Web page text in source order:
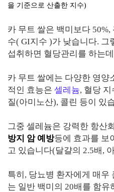
을 기준으로 산출한 지수)
카 무트 쌀은 백미보다 50%,
수( GI지수 )가 낮습니다. 그
섭취하면 혈당관리를 하는
카 무트 쌀에는 다양한 영양
적인 효능은 셀레늄, 혈당
질(아미노산), 콜린 등이 있
그중 셀레늄은 강력한 항산
방지 암 예방등에 효과를 보
고 있습니다(달걀의 2.5배,
특히, 당뇨병 환자에게 매우
는 일반 백미의 20배를 함